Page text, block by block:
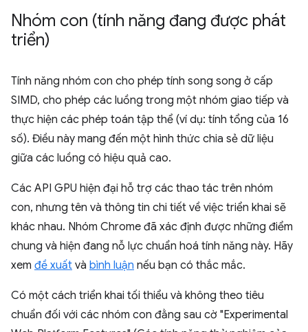
Nhóm con (tính năng đang được phát
triển)
Tính năng nhóm con cho phép tính song song ở cấp
SIMD, cho phép các luồng trong một nhóm giao tiếp và
thực hiện các phép toán tập thể (ví dụ: tính tổng của 16
số). Điều này mang đến một hình thức chia sẻ dữ liệu
giữa các luồng có hiệu quả cao.
Các API GPU hiện đại hỗ trợ các thao tác trên nhóm
con, nhưng tên và thông tin chi tiết về việc triển khai sẽ
khác nhau. Nhóm Chrome đã xác định được những điểm
chung và hiện đang nỗ lực chuẩn hoá tính năng này. Hãy
xem đề xuất và bình luận nếu bạn có thắc mắc.
Có một cách triển khai tối thiểu và không theo tiêu
chuẩn đối với các nhóm con đằng sau cờ "Experimental